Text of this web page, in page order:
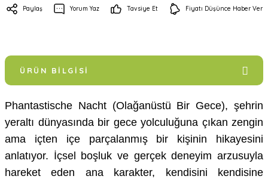
Paylaş Yorum Yaz Tavsiye Et Fiyatı Düşünce Haber Ver
ÜRÜN BILGISI
Phantastische Nacht (Olağanüstü Bir Gece), şehrin
yeraltı dünyasında bir gece yolculuğuna çıkan zengin
ama içten içe parçalanmış bir kişinin hikayesini
anlatıyor. İçsel boşluk ve gerçek deneyim arzusuyla
hareket eden ana karakter, kendisini kendisine